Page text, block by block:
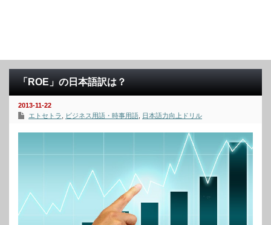
「ROE」の日本語訳は？
2013-11-22
エトセトラ
ビジネス用語・時事用語 日本語力向上ドリル